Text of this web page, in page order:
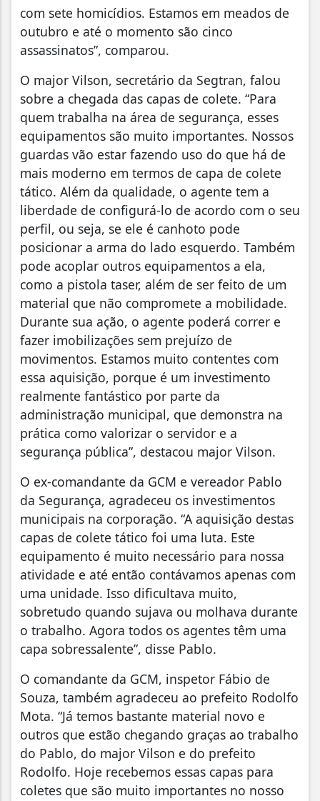
com sete homicídios. Estamos em meados de
outubro e até o momento são cinco
assassinatos”, comparou.
O major Vilson, secretário da Segtran, falou
sobre a chegada das capas de colete. “Para
quem trabalha na área de segurança, esses
equipamentos são muito importantes. Nossos
guardas vão estar fazendo uso do que há de
mais moderno em termos de capa de colete
tático. Além da qualidade, o agente tem a
liberdade de configurá-lo de acordo com o seu
perfil, ou seja, se ele é canhoto pode
posicionar a arma do lado esquerdo. Também
pode acoplar outros equipamentos a ela,
como a pistola taser, além de ser feito de um
material que não compromete a mobilidade.
Durante sua ação, o agente poderá correr e
fazer imobilizações sem prejuízo de
movimentos. Estamos muito contentes com
essa aquisição, porque é um investimento
realmente fantástico por parte da
administração municipal, que demonstra na
prática como valorizar o servidor e a
segurança pública”, destacou major Vilson.
O ex-comandante da GCM e vereador Pablo
da Segurança, agradeceu os investimentos
municipais na corporação. “A aquisição destas
capas de colete tático foi uma luta. Este
equipamento é muito necessário para nossa
atividade e até então contávamos apenas com
uma unidade. Isso dificultava muito,
sobretudo quando sujava ou molhava durante
o trabalho. Agora todos os agentes têm uma
capa sobressalente”, disse Pablo.
O comandante da GCM, inspetor Fábio de
Souza, também agradeceu ao prefeito Rodolfo
Mota. “Já temos bastante material novo e
outros que estão chegando graças ao trabalho
do Pablo, do major Vilson e do prefeito
Rodolfo. Hoje recebemos essas capas para
coletes que são muito importantes no nosso